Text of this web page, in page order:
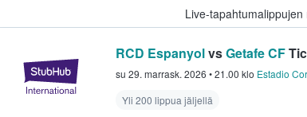
Live-
StubHub - missä fanit
RCD EspanyolvsGetafe CF
su 29. marrask. 2026 •21.00 klo Estadio
Yli 200 lippua jäljellä